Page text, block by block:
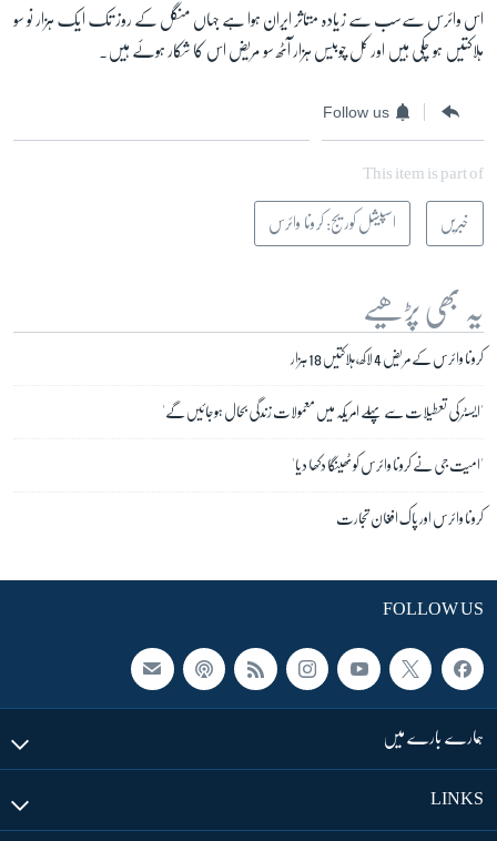
اس وائرس سےسب سے زیادہ متاثر ایران ہوا ہے جہاں منگل کے روز تک ایک ہزار نو سو
ہلاکتیں ہو چکی ہیں اور کل چوبیس ہزار آٹھ سو مریض اس کا شکار ہوئے ہیں۔
Follow us
This item is part of
خبریں اسپیشل کوریج: کرونا وائرس
یہ بھی پڑھیے
کرونا وائرس کے مریض 4 لاکھ، ہلاکتیں 18 ہزار
'ایسٹر کی تعطیلات سے پہلے امریکہ میں معمولات زندگی بحال ہوجائیں گے'
'امیت جی نے کرونا وائرس کو ٹھینگا دکھا دیا'
کرونا وائرس اور پاک افغان تجارت
FOLLOW US
ہمارے بارے میں
LINKS